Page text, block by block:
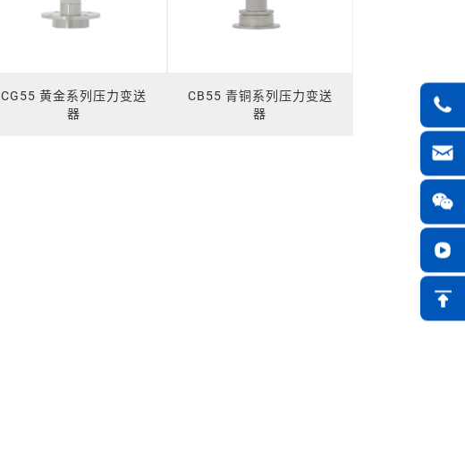
CG55 黄金系列压力变送
器
CB55 青铜系列压力变送
器